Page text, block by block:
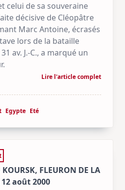
celui de sa souveraine
décisive de Cléopâtre
Marc Antoine, écrasés
lors de la bataille
av. J.-C., a marqué un
Lire l'article complet
Egypte Eté
FLEURON DE LA
12 août 2000